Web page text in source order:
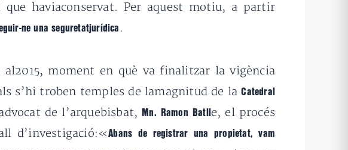
haviaconservat. Per aquest motiu, a partir
ne una seguretatjurídica .
moment en què va finalitzar la vigència
s’hi troben temples de lamagnitud de laCatedral
de l’arquebisbat,Mn. Ramon Batll e, el procés
d’investigació:«Abans de registrar una propietat, vam